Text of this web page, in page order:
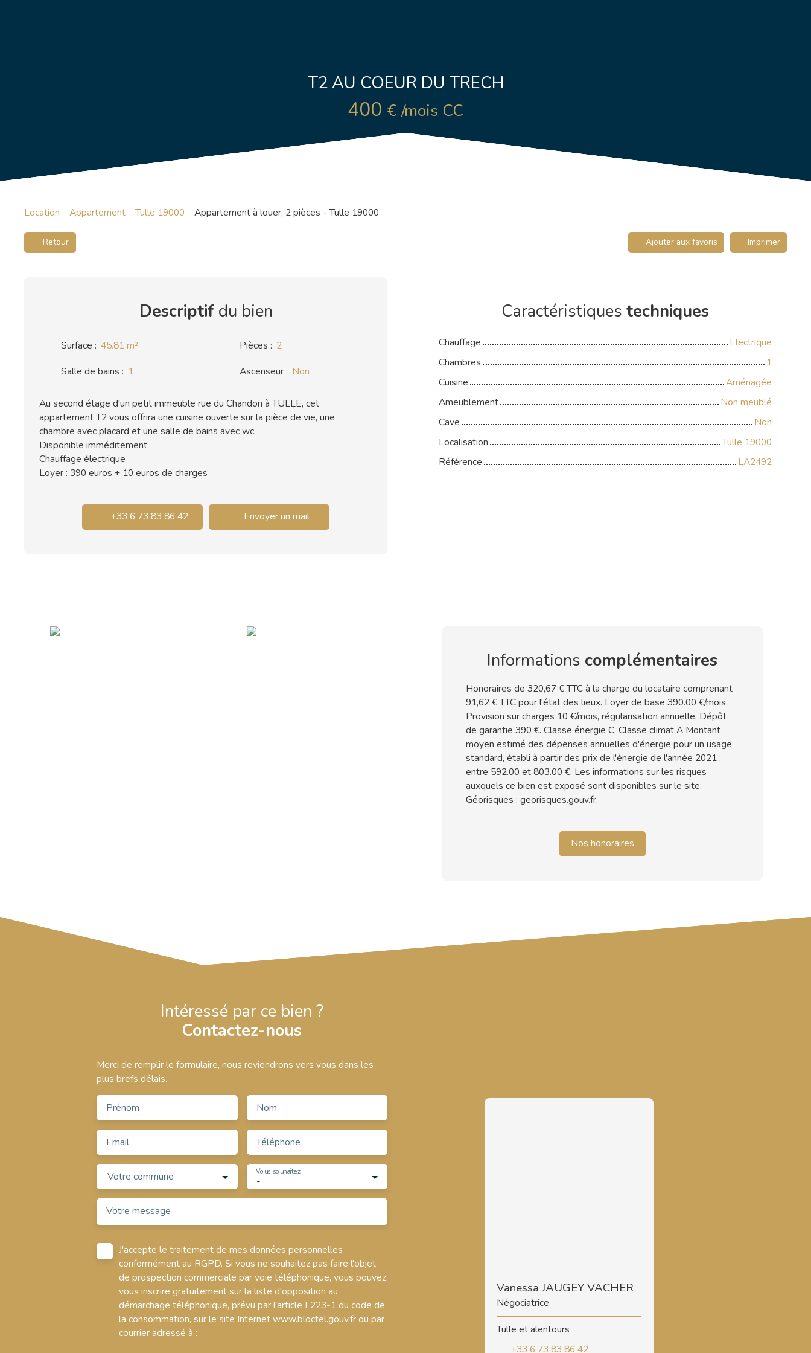
T2 AU COEUR DU TRECH
400 € /mois CC
Location Appartement Tulle 19000 Appartement à louer, 2 pièces - Tulle 19000
Retour Ajouter aux favoris Imprimer
Descriptifdu bien
Surface : 45.81m² Pièces : 2
Salle de bains : 1 Ascenseur : Non
Au second étage d'un petit immeuble rue du Chandon à TULLE, cet
appartement T2 vous offrira une cuisine ouverte sur la pièce de vie, une
chambre avec placard et une salle de bains avec wc.
Disponible imméditement
Chauffage électrique
Loyer : 390 euros + 10 euros de charges
+33 6 73 83 86 42 Envoyer un mail
Caractéristiques techniques
Chauffage
Electrique
Chambres
1
Cuisine
Aménagée
Ameublement
Non meublé
Cave
Non
Localisation
Tulle 19000
Référence
LA2492
Informations complémentaires
Honoraires de 320,67 € TTC à la charge du locataire comprenant
91,62 € TTC pour l'état des lieux. Loyer de base 390.00 €/mois.
Provision sur charges 10 €/mois, régularisation annuelle. Dépôt
de garantie 390 €. Classe énergie C, Classe climat A Montant
moyen estimé des dépenses annuelles d'énergie pour un usage
standard, établi à partir des prix de l'énergie de l'année 2021 :
entre 592.00 et 803.00 €. Les informations sur les risques
auxquels ce bien est exposé sont disponibles sur le site
Géorisques : georisques.gouv.fr.
Nos honoraires
Intéressé par ce bien ?
Contactez-nous
Merci de remplir le formulaire, nous reviendrons vers vous dans les
plus brefs délais.
Prénom Nom
Email Téléphone
Votre commune -
Vous souhaitez
Votre message
J'accepte le traitement de mes données personnelles
conformément au RGPD. Si vous ne souhaitez pas faire l'objet
de prospection commerciale par voie téléphonique, vous pouvez
vous inscrire gratuitement sur la liste d'opposition au
démarchage téléphonique, prévu par l'article L223-1 du code de
la consommation, sur le site Internet www.bloctel.gouv.fr ou par
courrier adressé à :
Vanessa JAUGEY VACHER
Négociatrice
Tulle et alentours
+33 6 73 83 86 42